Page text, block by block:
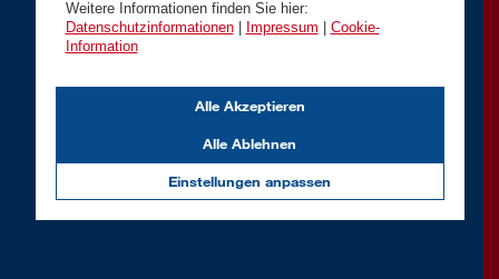
Weitere Informationen finden Sie hier:
Datenschutzinformationen| Impressum
Cookie-
Information
Einstellungen anpassen
Alle Ablehnen
Alle Akzeptieren